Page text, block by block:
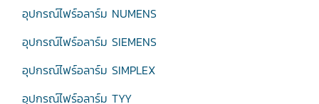
อุปกรณ์ไฟร์อลาร์ม NUMENS
อุปกรณ์ไฟร์อลาร์ม SIEMENS
อุปกรณ์ไฟร์อลาร์ม SIMPLEX
อุปกรณ์ไฟร์อลาร์ม TYY